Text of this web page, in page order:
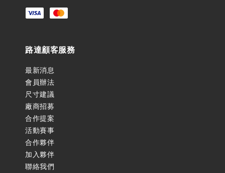
路達顧客服務
最新消息
會員辦法
尺寸建議
廠商招募
合作提案
活動賽事
合作夥伴
加入夥伴
聯絡我們